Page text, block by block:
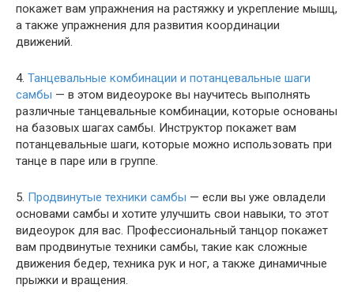
покажет вам упражнения на растяжку и укрепление мышц,
а также упражнения для развития координации
движений.
4. Танцевальные комбинации и потанцевальные шаги
самбы — в этом видеоуроке вы научитесь выполнять
различные танцевальные комбинации, которые основаны
на базовых шагах самбы. Инструктор покажет вам
потанцевальные шаги, которые можно использовать при
танце в паре или в группе.
5. Продвинутые техники самбы — если вы уже овладели
основами самбы и хотите улучшить свои навыки, то этот
видеоурок для вас. Профессиональный танцор покажет
вам продвинутые техники самбы, такие как сложные
движения бедер, техника рук и ног, а также динамичные
прыжки и вращения.